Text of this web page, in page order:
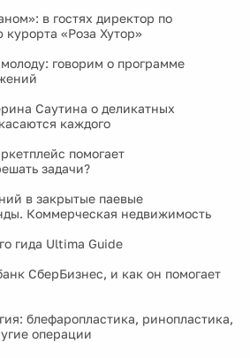
в гостях директор по
«Роза Хутор»
говорим о программе
Саутина о деликатных
каждого
помогает
задачи?
в закрытые паевые
Коммерческая недвижимость
гида Ultima Guide
СберБизнес, и как он помогает
блефаропластика, ринопластика,
операции